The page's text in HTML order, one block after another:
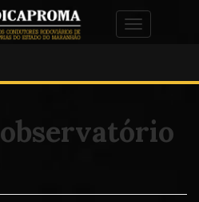
Alternar
observatório